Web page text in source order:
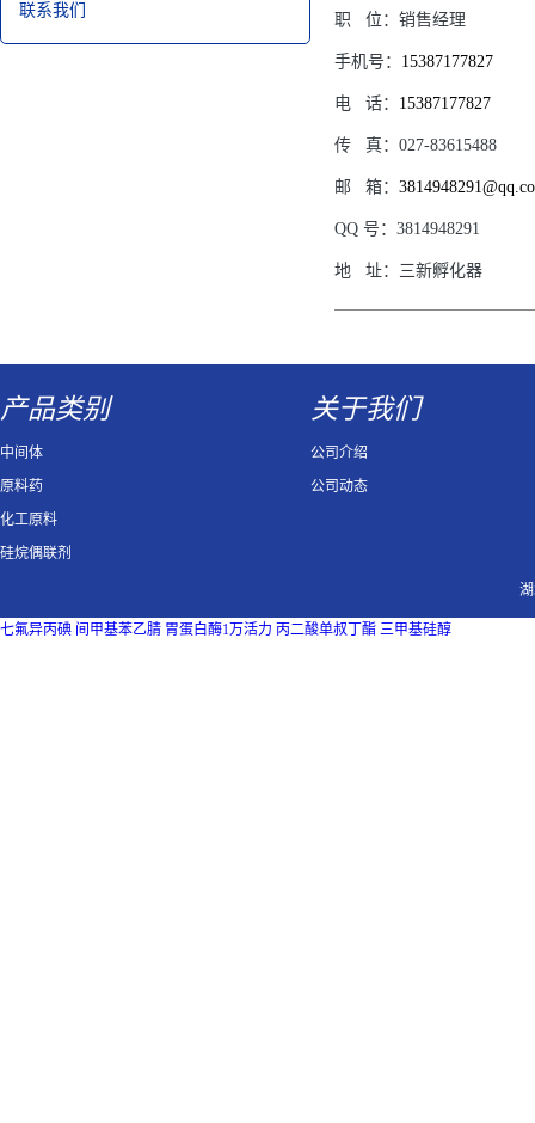
联系我们
职 位： 销售经理
手机号： 15387177827
电 话： 15387177827
传 真： 027-83615488
邮 箱：
QQ 号： 3814948291
地 址： 三新孵化器
产品类别
中间体
原料药
化工原料
硅烷偶联剂
关于我们
公司介绍
公司动态
七氟异丙碘 间甲基苯乙腈 胃蛋白酶1万活力 丙二酸单叔丁酯 三甲基硅醇